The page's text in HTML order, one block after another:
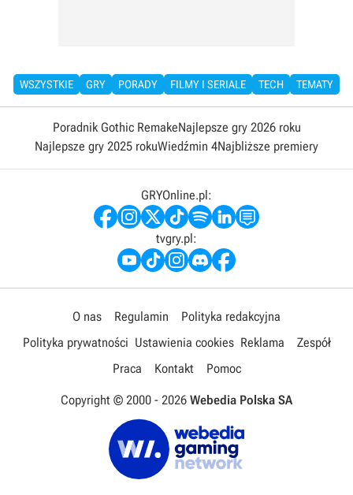
WSZYSTKIE GRY PORADY FILMY I SERIALE TECH TEMATY
Poradnik Gothic RemakeNajlepsze gry 2026 roku
Najlepsze gry 2025 rokuWiedźmin 4Najbliższe premiery
GRYOnline.pl:
tvgry.pl:
O nas Regulamin
Polityka redakcyjna
Polityka prywatności Ustawienia cookies Reklama
Zespół
Praca
Kontakt Pomoc
Copyright © 2000 - 2026 Webedia Polska SA